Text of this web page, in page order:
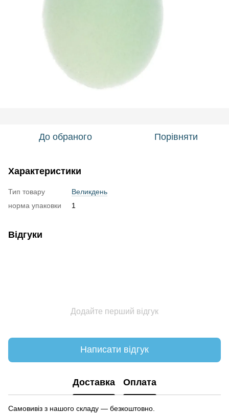
До обраного Порівняти
Характеристики
Тип товару
Великдень
норма упаковки
1
Відгуки
Додайте перший відгук
Написати відгук
Доставка Оплата
Самовивіз з нашого складу — безкоштовно.